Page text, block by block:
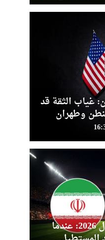
غياب الثقة قد
وطهران
مصر وإيران في مونديال 2026: عندما